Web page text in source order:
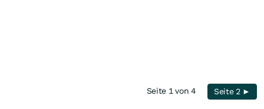
Seite 1 von 4 Seite 2 ►